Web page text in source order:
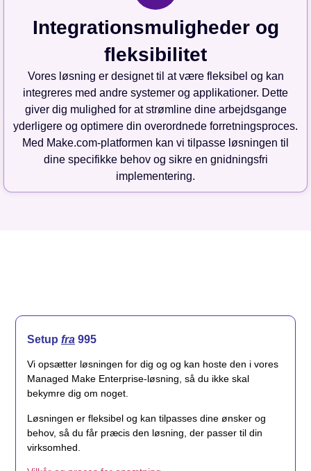
Integrationsmuligheder og
fleksibilitet
Vores løsning er designet til at være fleksibel og kan
integreres med andre systemer og applikationer. Dette
giver dig mulighed for at strømline dine arbejdsgange
yderligere og optimere din overordnede forretningsproces.
Med Make.com-platformen kan vi tilpasse løsningen til
dine specifikke behov og sikre en gnidningsfri
implementering.
Setup fra 995
Vi opsætter løsningen for dig og og kan hoste den i vores
Managed Make Enterprise-løsning, så du ikke skal
bekymre dig om noget.
Løsningen er fleksibel og kan tilpasses dine ønsker og
behov, så du får præcis den løsning, der passer til din
virksomhed.